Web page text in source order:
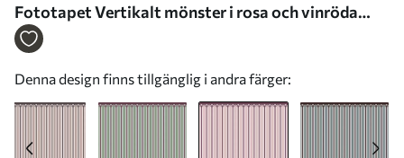
Fototapet Vertikalt mönster i rosa och vinröda
nyanser Nr. w05610v4
Denna design finns tillgänglig i andra färger: